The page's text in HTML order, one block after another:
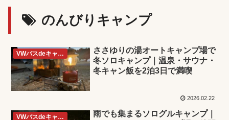
のんびりキャンプ
VWバスdeキャンプ
ささゆりの湯オートキャンプ場で
冬ソロキャンプ｜温泉・サウナ・
冬キャン飯を2泊3日で満喫
2026.02.22
VWバスdeキャンプ
雨でも集まるソログルキャンプ｜